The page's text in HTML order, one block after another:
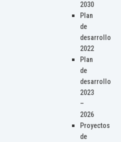
2030
Plan
de
desarrollo
2022
Plan
de
desarrollo
2023
–
2026
Proyectos
de